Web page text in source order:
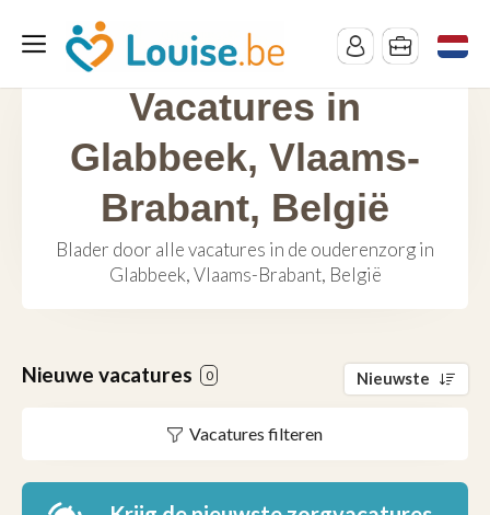
Vacatures in
Glabbeek, Vlaams-
Brabant, België
Blader door alle vacatures in de ouderenzorg in
Glabbeek, Vlaams-Brabant, België
Nieuwe vacatures 0 Nieuwste
Vacatures filteren